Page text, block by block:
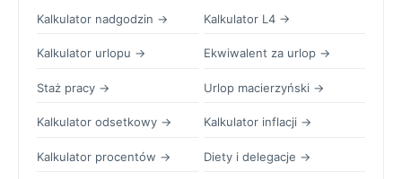
Kalkulator nadgodzin → Kalkulator L4 →
Kalkulator urlopu → Ekwiwalent za urlop →
Staż pracy → Urlop macierzyński →
Kalkulator odsetkowy → Kalkulator inflacji →
Kalkulator procentów → Diety i delegacje →